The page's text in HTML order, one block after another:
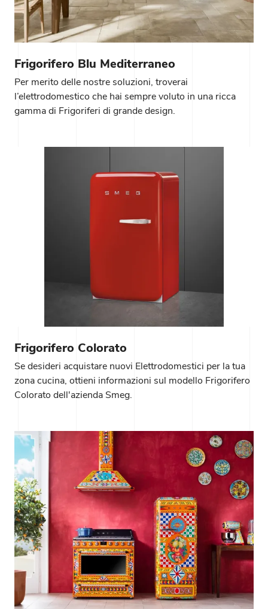
Frigorifero Blu Mediterraneo
Per merito delle nostre soluzioni, troverai
l’elettrodomestico che hai sempre voluto in una ricca
gamma di Frigoriferi di grande design.
Frigorifero Colorato
Se desideri acquistare nuovi Elettrodomestici per la tua
zona cucina, ottieni informazioni sul modello Frigorifero
Colorato dell'azienda Smeg.